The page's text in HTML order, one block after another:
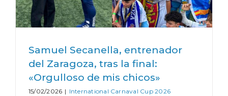
Samuel Secanella, entrenador
del Zaragoza, tras la final:
«Orgulloso de mis chicos»
15/02/2026 | International Carnaval Cup 2026